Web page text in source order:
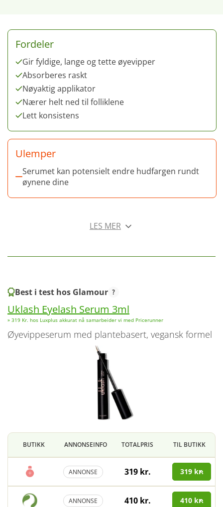
Fordeler
Gir fyldige, lange og tette øyevipper
Absorberes raskt
Nøyaktig applikator
Nærer helt ned til folliklene
Lett konsistens
Ulemper
Serumet kan potensielt endre hudfargen rundt
øynene dine
LES MER
Best i test hos Glamour
Uklash Eyelash Serum 3ml
» 319 Kr. hos Luxplus akkurat nå samarbeider vi med Pricerunner
Øyevippeserum med plantebasert, vegansk formel
BUTIKK ANNONSEINFO TOTALPRIS TIL BUTIKK
ANNONSE 319 kr. 319 kr.
ANNONSE 410 kr. 410 kr.